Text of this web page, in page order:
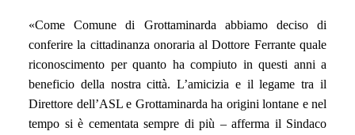
«Come Comune di Grottaminarda abbiamo deciso di
conferire la cittadinanza onoraria al Dottore Ferrante quale
riconoscimento per quanto ha compiuto in questi anni a
beneficio della nostra città. L’amicizia e il legame tra il
Direttore dell’ASL e Grottaminarda ha origini lontane e nel
tempo si è cementata sempre di più – afferma il Sindaco